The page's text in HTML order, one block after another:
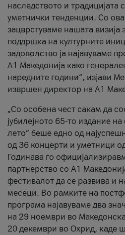
наследството и традицијата
уметнички тенденции. Со
зацврстуваме нашата визија
поддршка на културните
задоволство ја најавуваме
A1 Македонија како
наредните години“, изјави
извршен директор на A1
„Со особена чест сакам да
јубилејното 65-то издание
лето” беше едно од
од 36 концерти и уметници
Годинава го
партнерство со А1
фестивалот да се развива и
месеци. Во рамките на
програма најавуваме два
на 29 ноември во
20 декември во Охрид, каде